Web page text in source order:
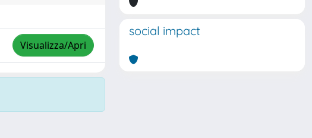
Visualizza/Apri
social impact